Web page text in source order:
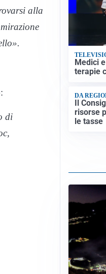
alla
di
Medici
terapie
DA
Il
risorse
le tasse